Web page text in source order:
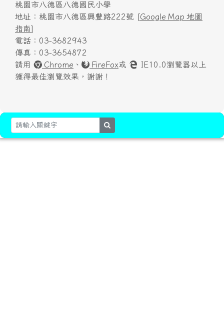
桃園市八德區八德國民小學
地址：桃園市八德區興豐路222號 [Google Map 地圖
指南]
電話：03-3682943
傳真：03-3654872
請用
Chrome 、 FireFox或
IE10.0瀏覽器以上
獲得最佳瀏覽效果，謝謝！